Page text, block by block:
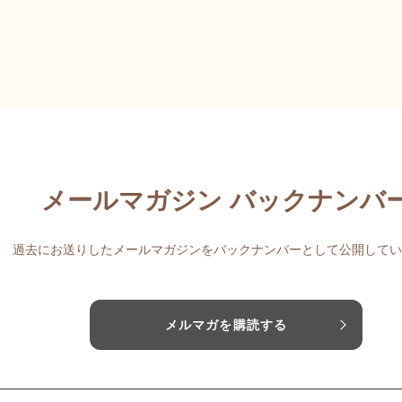
メールマガジン バックナンバ
過去にお送りしたメールマガジンをバックナンバーとして公開してい
メルマガを購読する